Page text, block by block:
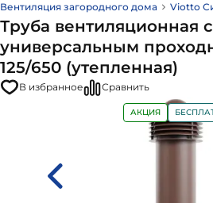
Вентиляция загородного дома
Viotto
Труба вентиляционная с
универсальным
125/650 (утепленная)
В избранное Сравнить
АКЦИЯ